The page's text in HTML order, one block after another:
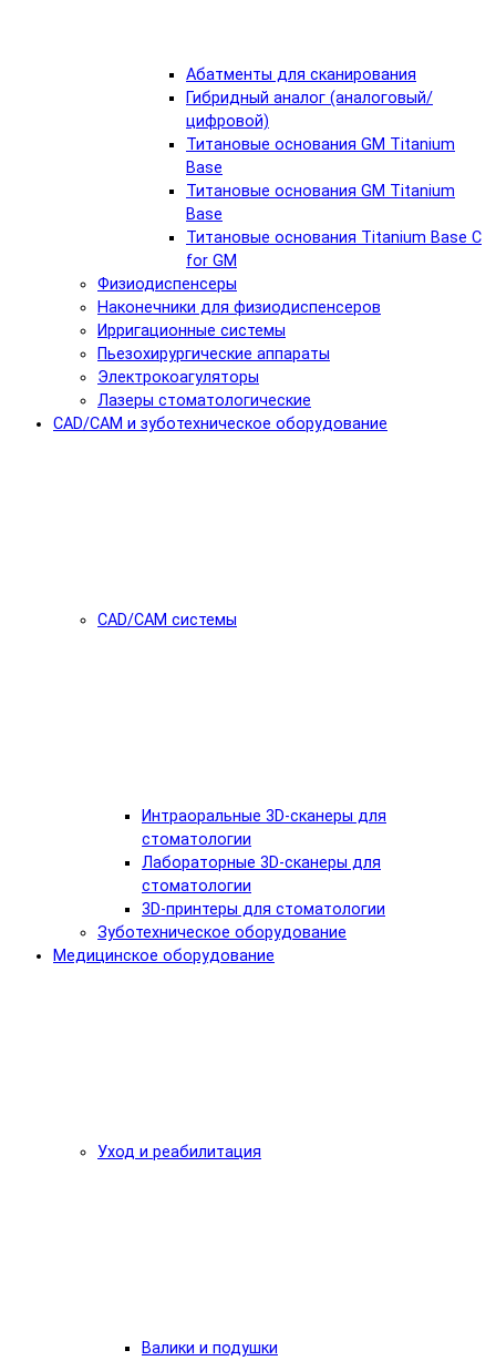
Абатменты для сканирования
Гибридный аналог (аналоговый/
цифровой)
Титановые основания GM Titanium
Base
Титановые основания GM Titanium
Base
Титановые основания Titanium Base C
for GM
Физиодиспенсеры
Наконечники для физиодиспенсеров
Ирригационные системы
Пьезохирургические аппараты
Электрокоагуляторы
Лазеры стоматологические
CAD/CAM и зуботехническое оборудование
CAD/CAM системы
Интраоральные 3D-сканеры для
стоматологии
Лабораторные 3D-сканеры для
стоматологии
3D-принтеры для стоматологии
Зуботехническое оборудование
Медицинское оборудование
Уход и реабилитация
Валики и подушки